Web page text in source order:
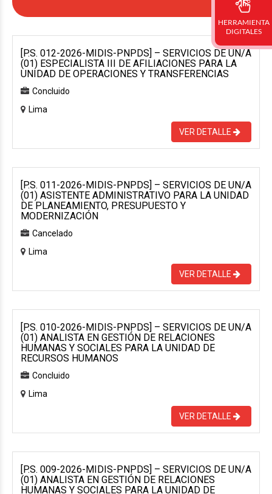
[P.S. 012-2026-MIDIS-PNPDS] – SERVICIOS DE UN/A
(01) ESPECIALISTA III DE AFILIACIONES PARA LA
UNIDAD DE OPERACIONES Y TRANSFERENCIAS
Concluido
Lima
VER DETALLE
[P.S. 011-2026-MIDIS-PNPDS] – SERVICIOS DE UN/A
(01) ASISTENTE ADMINISTRATIVO PARA LA UNIDAD
DE PLANEAMIENTO, PRESUPUESTO Y
MODERNIZACIÓN
Cancelado
Lima
VER DETALLE
[P.S. 010-2026-MIDIS-PNPDS] – SERVICIOS DE UN/A
(01) ANALISTA EN GESTIÓN DE RELACIONES
HUMANAS Y SOCIALES PARA LA UNIDAD DE
RECURSOS HUMANOS
Concluido
Lima
VER DETALLE
[P.S. 009-2026-MIDIS-PNPDS] – SERVICIOS DE UN/A
(01) ANALISTA EN GESTIÓN DE RELACIONES
HUMANAS Y SOCIALES PARA LA UNIDAD DE
HERRAMIENTA
DIGITALES